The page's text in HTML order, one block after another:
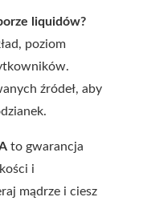
liquidów?
poziom
źródeł, aby
to gwarancja
i
mądrze i ciesz